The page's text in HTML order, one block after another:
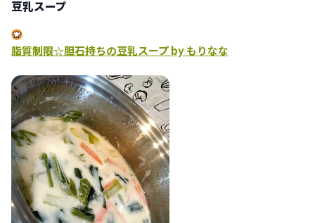
豆乳スープ
脂質制限☆胆石持ちの豆乳スープ by もりなな